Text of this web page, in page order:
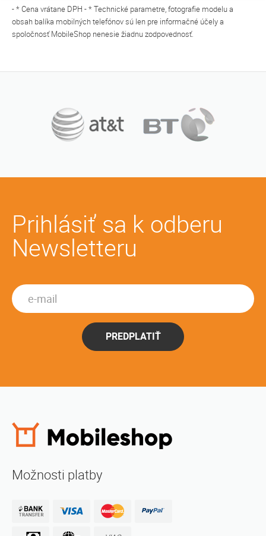
- * Cena vrátane DPH - * Technické parametre, fotografie modelu a
obsah balíka mobilných telefónov sú len pre informačné účely a
spoločnosť MobileShop nenesie žiadnu zodpovednosť.
Prihlásiť sa k odberu
Newsletteru
PREDPLATIŤ
Možnosti platby